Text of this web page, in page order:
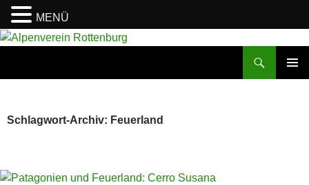
Zum
Schlagwort-Archiv: Feuerland
MENÜ